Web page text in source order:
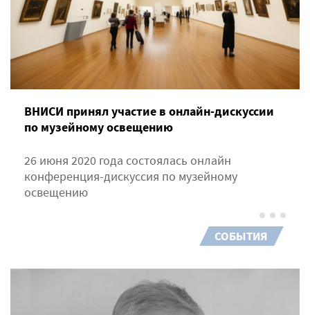
ВНИСИ принял участие в онлайн-дискуссии
по музейному освещению
26 июня 2020 года состоялась онлайн
конференция-дискуссия по музейному
освещению
СОБЫТИЯ